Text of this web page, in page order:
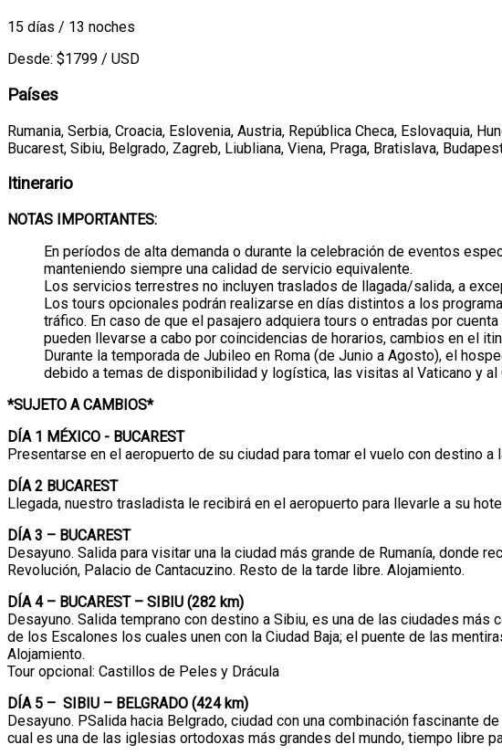
15 días / 13 noches
Desde: $1799 / USD
Países
Rumania, Serbia, Croacia, Eslovenia, Austria, República Checa, Eslovaquia,
Bucarest, Sibiu, Belgrado, Zagreb, Liubliana, Viena, Praga, Bratislava,
Itinerario
NOTAS IMPORTANTES:
En períodos de alta demanda o durante la celebración de eventos
manteniendo siempre una calidad de servicio equivalente.
Los servicios terrestres no incluyen traslados de llagada/salida, a
Los tours opcionales podrán realizarse en días distintos a los
tráfico. En caso de que el pasajero adquiera tours o entradas por
pueden llevarse a cabo por coincidencias de horarios, cambios en el
Durante la temporada de Jubileo en Roma (de Junio a Agosto), el
debido a temas de disponibilidad y logística, las visitas al Vaticano y
*SUJETO A CAMBIOS*
DÍA 1 MÉXICO - BUCAREST
Presentarse en el aeropuerto de su ciudad para tomar el vuelo con destino a
DÍA 2 BUCAREST
Llegada, nuestro trasladista le recibirá en el aeropuerto para llevarle a su
DÍA 3 – BUCAREST
Desayuno. Salida para visitar una la ciudad más grande de Rumanía, donde
Revolución, Palacio de Cantacuzino. Resto de la tarde libre. Alojamiento.
DÍA 4 – BUCAREST – SIBIU (282 km)
Desayuno. Salida temprano con destino a Sibiu, es una de las ciudades más
de los Escalones los cuales unen con la Ciudad Baja; el puente de las
Alojamiento.
Tour opcional: Castillos de Peles y Drácula
DÍA 5 – SIBIU – BELGRADO (424 km)
Desayuno. PSalida hacia Belgrado, ciudad con una combinación fascinante
cual es una de las iglesias ortodoxas más grandes del mundo, tiempo libre